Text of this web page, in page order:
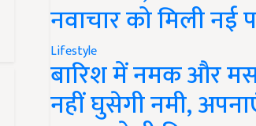
नवाचार को मिली नई
Lifestyle
बारिश में नमक और
नहीं घुसेगी नमी,